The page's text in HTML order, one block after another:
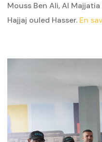
Mouss Ben Ali, Al
Hajjaj ouled Hasser. En